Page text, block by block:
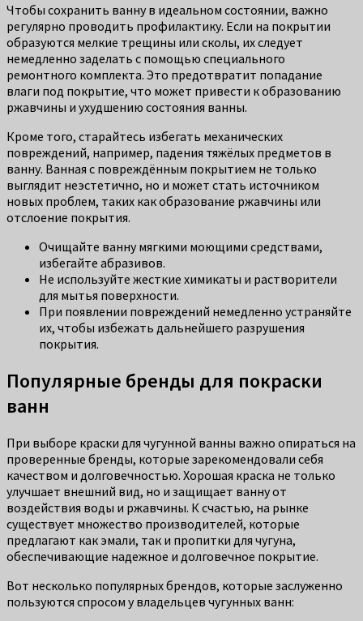
Чтобы сохранить ванну в идеальном состоянии, важно
регулярно проводить профилактику. Если на покрытии
образуются мелкие трещины или сколы, их следует
немедленно заделать с помощью специального
ремонтного комплекта. Это предотвратит попадание
влаги под покрытие, что может привести к образованию
ржавчины и ухудшению состояния ванны.
Кроме того, старайтесь избегать механических
повреждений, например, падения тяжёлых предметов в
ванну. Ванная с повреждённым покрытием не только
выглядит неэстетично, но и может стать источником
новых проблем, таких как образование ржавчины или
отслоение покрытия.
Очищайте ванну мягкими моющими средствами,
избегайте абразивов.
Не используйте жесткие химикаты и растворители
для мытья поверхности.
При появлении повреждений немедленно устраняйте
их, чтобы избежать дальнейшего разрушения
покрытия.
Популярные бренды для покраски
ванн
При выборе краски для чугунной ванны важно опираться на
проверенные бренды, которые зарекомендовали себя
качеством и долговечностью. Хорошая краска не только
улучшает внешний вид, но и защищает ванну от
воздействия воды и ржавчины. К счастью, на рынке
существует множество производителей, которые
предлагают как эмали, так и пропитки для чугуна,
обеспечивающие надежное и долговечное покрытие.
Вот несколько популярных брендов, которые заслуженно
пользуются спросом у владельцев чугунных ванн: